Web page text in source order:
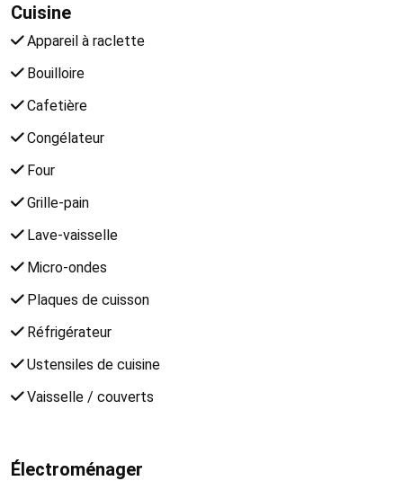
Cuisine
Appareil à raclette
Bouilloire
Cafetière
Congélateur
Four
Grille-pain
Lave-vaisselle
Micro-ondes
Plaques de cuisson
Réfrigérateur
Ustensiles de cuisine
Vaisselle / couverts
Électroménager